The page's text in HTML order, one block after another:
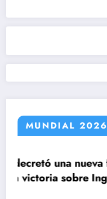
MUNDIAL 2026
conmemorativa
en el Mundial